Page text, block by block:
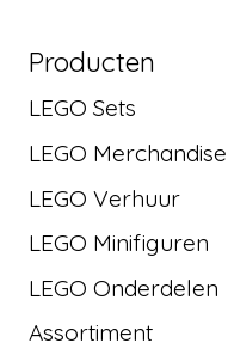
Producten
LEGO Sets
LEGO Merchandise
LEGO Verhuur
LEGO Minifiguren
LEGO Onderdelen
Assortiment